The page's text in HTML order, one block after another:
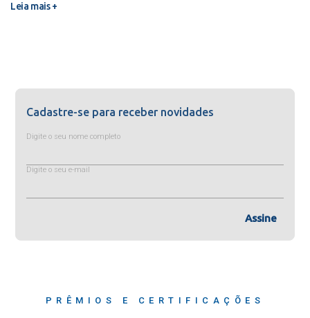
Leia mais +
Cadastre-se para receber novidades
Digite o seu nome completo
Digite o seu e-mail
Assine
PRÊMIOS E CERTIFICAÇÕES